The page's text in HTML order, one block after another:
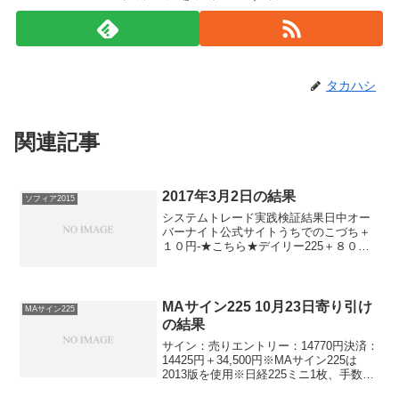
タカハシ
関連記事
ソフィア2015 2017年3月2日の結果
システムトレード実践検証結果日中オー
バーナイト公式サイトうちでのこづち＋
１０円-★こちら★デイリー225＋８０円
ー...
MAサイン225
MAサイン225 10月23日寄り引け
の結果
サイン：売りエントリー：14770円決済：
14425円＋34,500円※MAサイン225は
2013版を使用※日経225ミニ1枚、手数料